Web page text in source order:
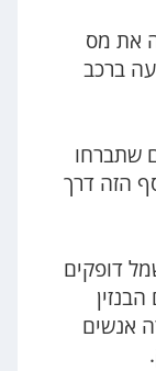
את מס
ברכב
שתברחו
הזה דרך
דופקים
אנשים